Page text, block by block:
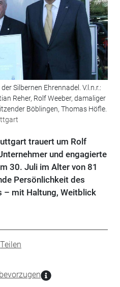
Silbernen Ehrennadel. V.l.n.r.:
Reher, Rolf Weeber, damaliger
Böblingen, Thomas Höfle.
trauert um Rolf
und engagierte
30. Juli im Alter von 81
Persönlichkeit des
– mit Haltung, Weitblick
Teilen